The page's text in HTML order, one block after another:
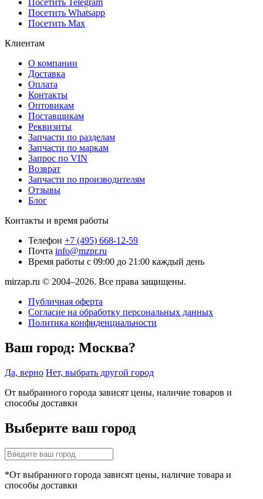
Посетить Telegram
Посетить Whatsapp
Посетить Max
Клиентам
О компании
Доставка
Оплата
Контакты
Оптовикам
Поставщикам
Реквизиты
Запчасти по разделам
Запчасти по маркам
Запрос по VIN
Возврат
Запчасти по производителям
Отзывы
Блог
Контакты и время работы
Телефон +7 (495) 668-12-59
Почта info@mzpr.ru
Время работы с 09:00 до 21:00 каждый день
mirzap.ru © 2004–2026. Все права защищены.
Публичная оферта
Согласие на обработку персональных данных
Политика конфиденциальности
Ваш город: Москва?
Да, верно Нет, выбрать другой город
От выбранного города зависят цены, наличие товаров и
способы доставки
Выберите ваш город
*От выбранного города зависят цены, наличие товара и
способы доставки